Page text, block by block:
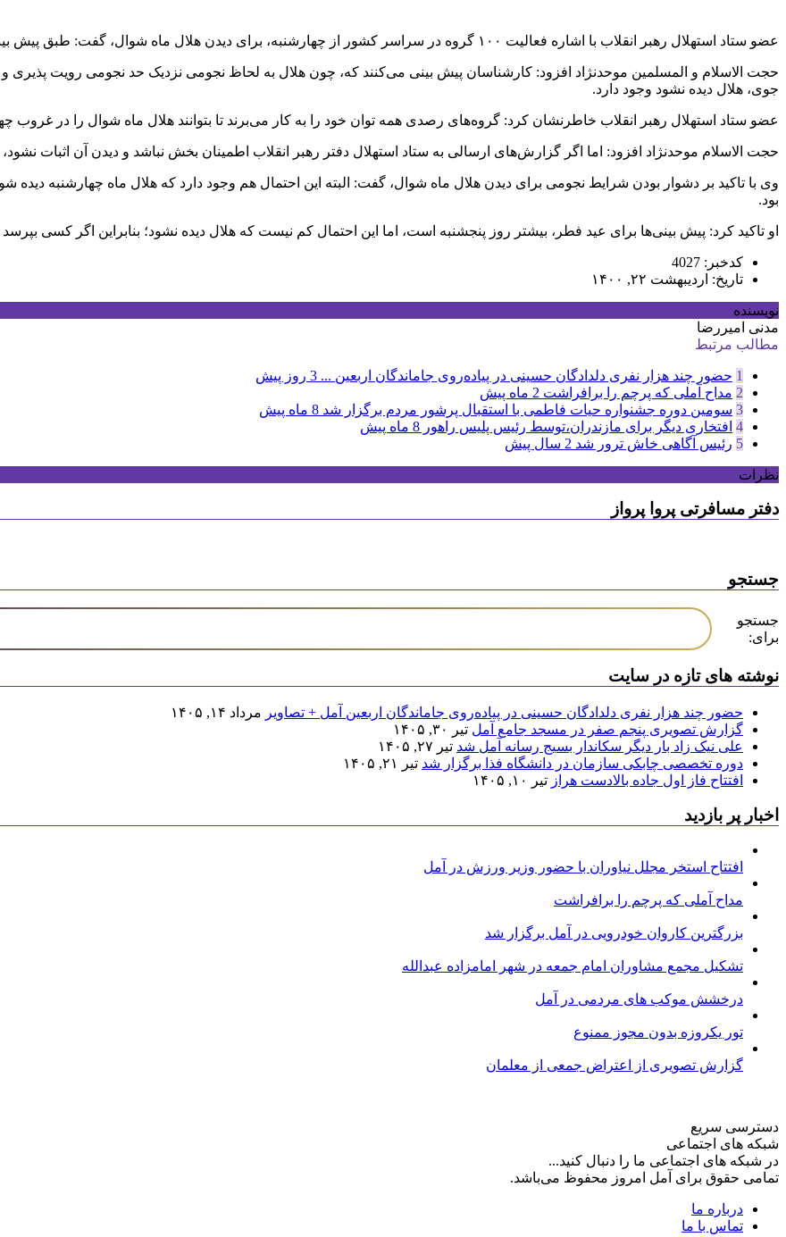
عضو ستاد استهلال رهبر انقلاب با اشاره فعالیت ۱۰۰ گروه در سراسر کشور از چهارشنبه، برای دیدن هلال ماه شوال، گفت: طبق پیش بینی کارشناسان، دیدن هلال ماه در غروب فردا چهارشنبه دشوار است.
حجت الاسلام و المسلمین موحدنژاد افزود: کارشناسان پیش بینی می‌کنند که، چون هلال به لحاظ نجومی نزدیک حد نجومی رویت پذیری و
جوی، هلال دیده نشود وجود دارد.
عضو ستاد استهلال رهبر انقلاب خاطرنشان کرد: گروه‌های رصدی همه توان خود را به کار می‌برند تا بتوانند هلال ماه شوال را در غروب
حجت الاسلام موحدنژاد افزود: اما اگر گزارش‌های ارسالی به ستاد استهلال دفتر رهبر انقلاب اطمینان بخش نباشد و دیدن آن اثبات نشود، احتمال اینکه جمعه (۲۴
بود.
او تاکید کرد: پیش بینی‌ها برای عید فطر، بیشتر روز پنجشنبه است، اما این احتمال کم نیست که هلال دیده نشود؛ بنابراین اگر کسی بپرسد می
کدخبر: 4027
تاریخ: اردیبهشت ۲۲, ۱۴۰۰
نویسنده
مدنی امیررضا
مطالب مرتبط
1 حضور چند هزار نفری دلدادگان حسینی در پیاده‌روی جاماندگان اربعین ... 3 روز پیش
2 مداح آملی که پرچم را برافراشت 2 ماه پیش
3 سومین دوره جشنواره حیات فاطمی با استقبال پرشور مردم برگزار شد 8 ماه پیش
4 افتخاری دیگر برای مازندران،توسط رئیس پلیس راهور 8 ماه پیش
5 رئیس آگاهی خاش ترور شد 2 سال پیش
نظرات
دفتر مسافرتی پروا پرواز
جستجو
جستجو
برای:
نوشته های تازه در سایت
حضور چند هزار نفری دلدادگان حسینی در پیاده‌روی جاماندگان اربعین آمل + تصاویر مرداد ۱۴, ۱۴۰۵
گزارش تصویری پنجم صفر در مسجد جامع آمل تیر ۳۰, ۱۴۰۵
علی نیک زاد بار دیگر سکاندار بسیج رسانه آمل شد تیر ۲۷, ۱۴۰۵
دوره تخصصی چابکی سازمان در دانشگاه فذا برگزار شد تیر ۲۱, ۱۴۰۵
افتتاح فاز اول جاده بالادست هراز تیر ۱۰, ۱۴۰۵
اخبار پر بازدید
افتتاح استخر مجلل نیاوران با حضور وزیر ورزش در آمل
مداح آملی که پرچم را برافراشت
بزرگترین کاروان خودرویی در آمل برگزار شد
تشکیل مجمع مشاوران امام جمعه در شهر امامزاده عبدالله
درخشش موکب های مردمی در آمل
تور یکروزه بدون مجوز ممنوع
گزارش تصویری از اعتراض جمعی از معلمان
دسترسی سریع
شبکه های اجتماعی
در شبکه های اجتماعی ما را دنبال کنید...
تمامی حقوق برای آمل امروز محفوظ می‌باشد.
درباره ما
تماس با ما